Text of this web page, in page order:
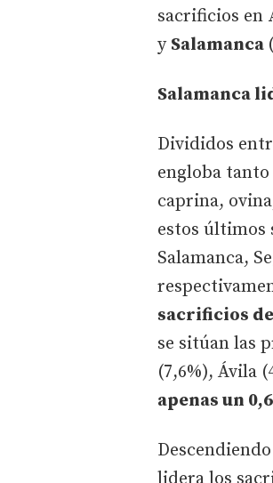
sacrificios en
y Salamanca
Salamanca
Divididos
engloba tanto
caprina,
estos últimos
Salamanca,
sacrificios
se sitúan las
(7,6%), Ávila
apenas un